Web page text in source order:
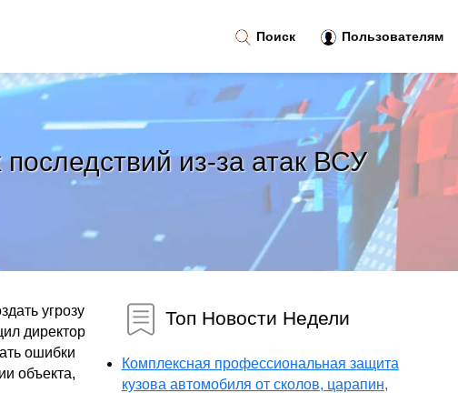
из-за атак ВСУ
угрозу
директор
ошибки
объекта,
Топ Новости Недели
Комплексная профессиональная защита
кузова автомобиля от сколов, царапин,
Поиск Пользователям